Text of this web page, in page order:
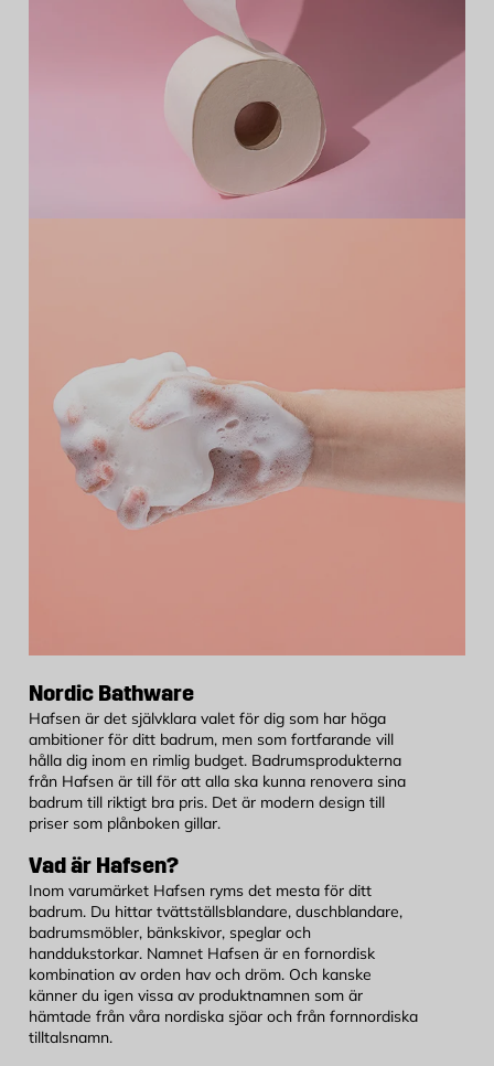
Nordic Bathware
Hafsen är det självklara valet för dig som har höga
ambitioner för ditt badrum, men som fortfarande vill
hålla dig inom en rimlig budget. Badrumsprodukterna
från Hafsen är till för att alla ska kunna renovera sina
badrum till riktigt bra pris. Det är modern design till
priser som plånboken gillar.
Vad är Hafsen?
Inom varumärket Hafsen ryms det mesta för ditt
badrum. Du hittar tvättställsblandare, duschblandare,
badrumsmöbler, bänkskivor, speglar och
handdukstorkar. Namnet Hafsen är en fornordisk
kombination av orden hav och dröm. Och kanske
känner du igen vissa av produktnamnen som är
hämtade från våra nordiska sjöar och från fornnordiska
tilltalsnamn.